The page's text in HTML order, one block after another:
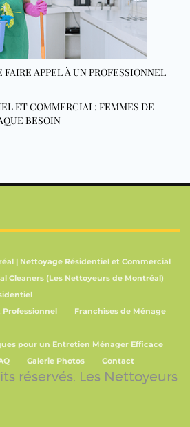
FAIRE APPEL À UN PROFESSIONNEL
ET COMMERCIAL: FEMMES DE
BESOIN
| Nettoyage Résidentiel et Commercial
Cleaners (Les Nettoyeurs de Montréal)
Franchises de Ménage
pour un Entretien Ménager Efficace
Galerie Photos Contact
réservés. Les Nettoyeurs